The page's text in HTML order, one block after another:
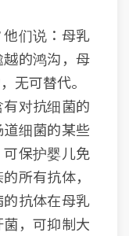
们说：母乳
的鸿沟，母
无可替代。
对抗细菌的
细菌的某些
保护婴儿免
所有抗体，
抗体在母乳
，可抑制大